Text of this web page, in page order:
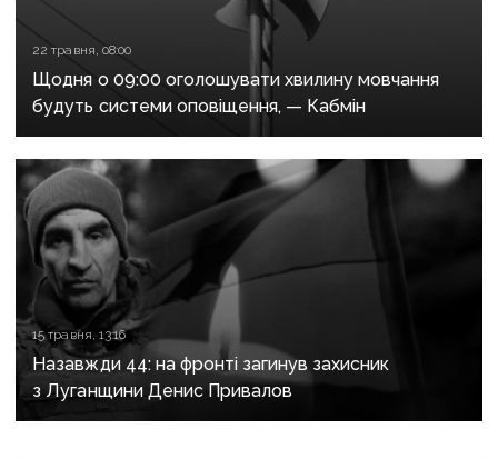
22 травня, 08:00
Щодня о 09:00 оголошувати хвилину мовчання
будуть системи оповіщення, — Кабмін
15 травня, 13:16
Назавжди 44: на фронті загинув захисник
з Луганщини Денис Привалов